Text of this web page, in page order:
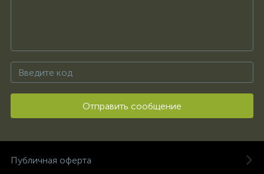
Отправить сообщение
Публичная оферта